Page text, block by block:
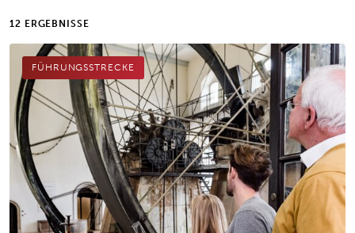
12 ERGEBNISSE
FÜHRUNGSSTRECKE